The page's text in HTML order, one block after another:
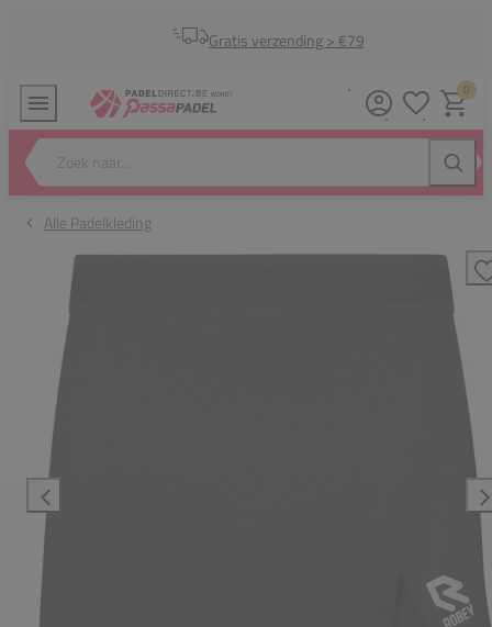
Gratis verzending > €79
Zoek naar...
0
Alle Padelkleding